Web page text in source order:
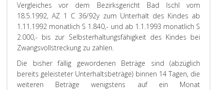
Vergleiches vor dem Bezirksgericht Bad Ischl vom
18.5.1992, AZ 1 C 36/92y zum Unterhalt des Kindes ab
1.11.1992 monatlich S 1.840,- und ab 1.1.1993 monatlich S
2.000,- bis zur Selbsterhaltungsfähigkeit des Kindes bei
Zwangsvollstreckung zu zahlen.
Die bisher fällig gewordenen Beträge sind (abzüglich
bereits geleisteter Unterhaltsbeträge) binnen 14 Tagen, die
weiteren Beträge wenigstens auf ein Monat